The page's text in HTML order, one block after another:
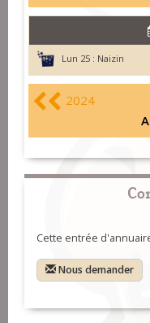
Lun 25 : Naizin
2024
Cette entrée
Nous demander